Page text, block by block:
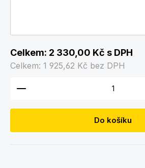
Celkem: 2 330,00 Kč s DPH
Celkem: 1 925,62 Kč bez DPH
Množství produktu: Zadejte
Do košíku